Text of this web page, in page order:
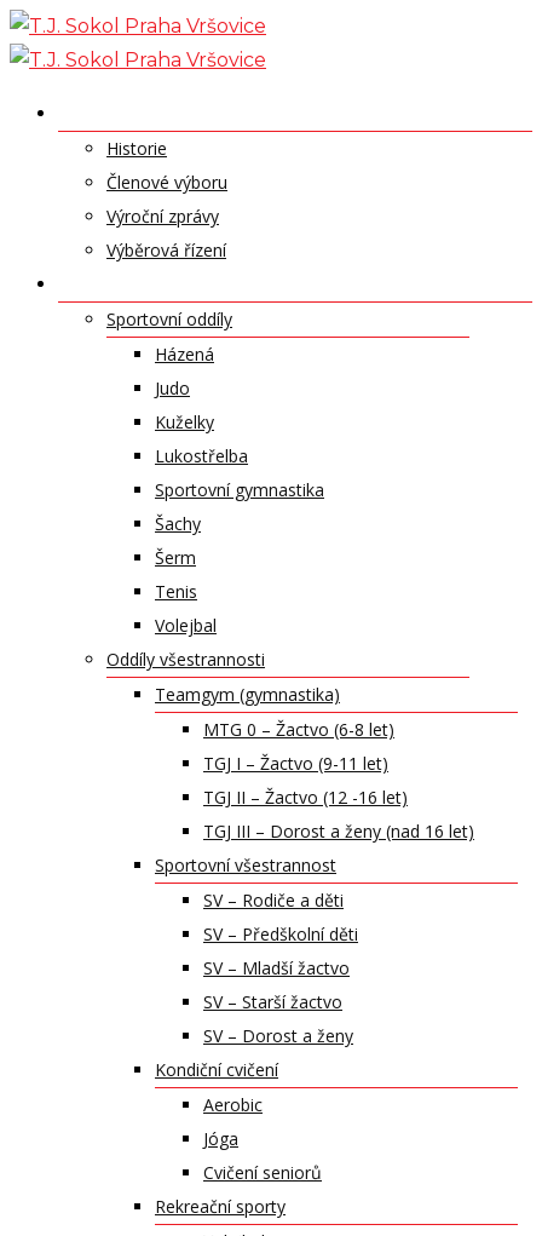
Skip
to
Historie
Členové výboru
Výroční zprávy
Výběrová řízení
Sportovní oddíly
Házená
Judo
Kuželky
Lukostřelba
Sportovní gymnastika
Šachy
Šerm
Tenis
Volejbal
Oddíly všestrannosti
Teamgym (gymnastika)
MTG 0 – Žactvo (6-8 let)
TGJ I – Žactvo (9-11 let)
TGJ II – Žactvo (12 -16 let)
TGJ III – Dorost a ženy (nad 16 let)
Sportovní všestrannost
SV – Rodiče a děti
SV – Předškolní děti
SV – Mladší žactvo
SV – Starší žactvo
SV – Dorost a ženy
Kondiční cvičení
Aerobic
Jóga
Cvičení seniorů
Rekreační sporty